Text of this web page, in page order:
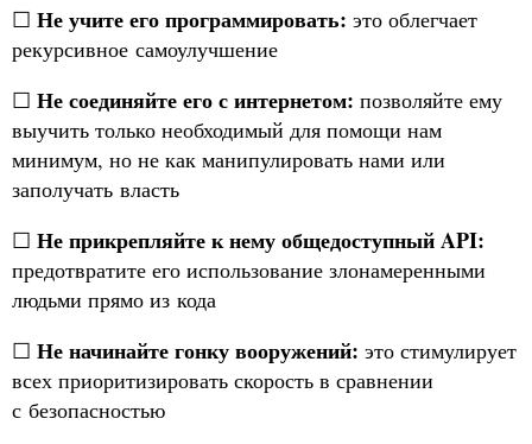
☐ Не учите его программировать: это облегчает
рекурсивное самоулучшение
☐ Не соединяйте его с интернетом: позволяйте ему
выучить только необходимый для помощи нам
минимум, но не как манипулировать нами или
заполучать власть
☐ Не прикрепляйте к нему общедоступный API:
предотвратите его использование злонамеренными
людьми прямо из кода
☐ Не начинайте гонку вооружений: это стимулирует
всех приоритизировать скорость в сравнении
с безопасностью